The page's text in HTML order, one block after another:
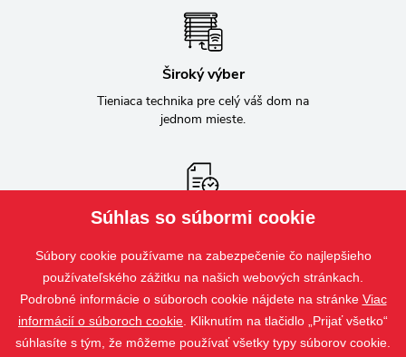
Široký výber
Tieniaca technika pre celý váš dom na
jednom mieste.
Informácie o zákazke
Priebežná komunikácia o stave zákazky.
Bílovecká 2411/1, 746 01 Opava, Česká republika
+420 800 800 110
Súhlas so súbormi cookie
Súbory cookie používame na zabezpečenie čo najlepšieho
používateľského zážitku na našich webových stránkach.
Podrobné informácie o súboroch cookie nájdete na stránke Viac
informácií o súboroch cookie . Kliknutím na tlačidlo „Prijať všetko“
súhlasíte s tým, že môžeme používať všetky typy súborov cookie.